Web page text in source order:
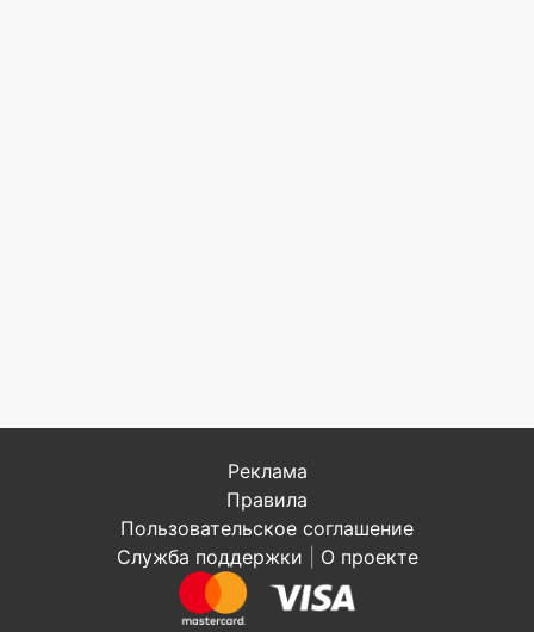
Реклама
Правила
Пользовательское соглашение
Служба поддержки
О проекте